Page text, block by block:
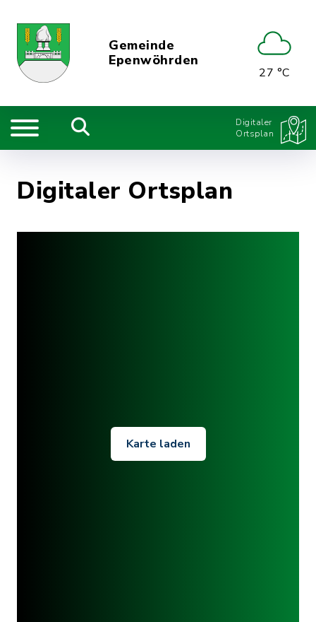
Gemeinde
Epenwöhrden
27 °C
Digitaler
Ortsplan
Digitaler Ortsplan
Karte laden